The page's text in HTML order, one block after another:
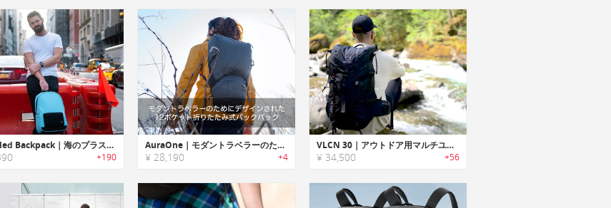
Upcycled Backpack｜海のプラスチックゴミをリサイクルしたエコバックパック「アップサイクルバックパック」
+190
AuraOne｜モダントラベラーのためにデザインされた12ポケット折りたたみ式バックパック
¥ 28,190 +4
VLCN 30｜アウトドア用マルチユースバックパック
¥ 34,500 +56